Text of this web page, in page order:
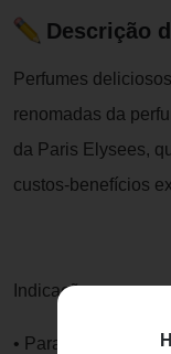
Descrição
Perfumes
renomadas da
da Paris Elysees,
custos-benefícios
Indicação:
• Para todas as